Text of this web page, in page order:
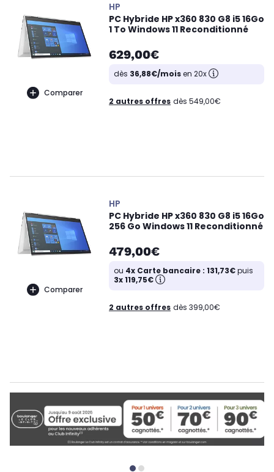
Comparer
HP
PC Hybride HP x360 830 G8 i5 16Go
1 To Windows 11 Reconditionné
629,00€
dès 36,88€/moisen 20x
2 autres offres dès 549,00€
Comparer
HP
PC Hybride HP x360 830 G8 i5 16Go
256 Go Windows 11 Reconditionné
479,00€
ou 4x Carte bancaire : 131,73€puis
3x 119,75€
2 autres offres dès 399,00€